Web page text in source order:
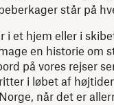
står på
i et hjem eller i
en historie om
på vores rejser
i løbet af
når det er